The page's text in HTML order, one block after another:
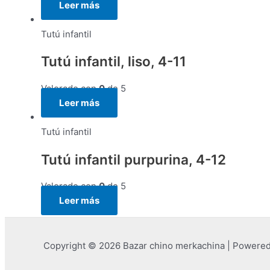
Leer más
Tutú infantil
Tutú infantil, liso, 4-11
Valorado con0de 5
Leer más
Tutú infantil
Tutú infantil purpurina, 4-12
Valorado con0de 5
Leer más
Copyright © 2026 Bazar chino merkachina |